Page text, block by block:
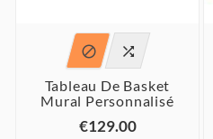
 
Tableau De Basket
Mural Personnalisé
€129.00